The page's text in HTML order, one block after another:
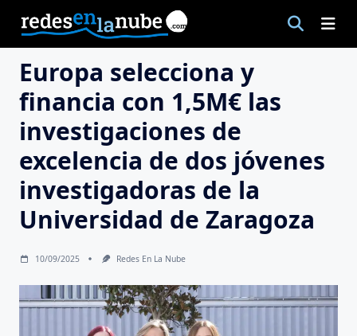
contenido
Europa selecciona y
financia con 1,5M€ las
investigaciones de
excelencia de dos jóvenes
investigadoras de la
Universidad de Zaragoza
10/09/2025 Redes En La Nube